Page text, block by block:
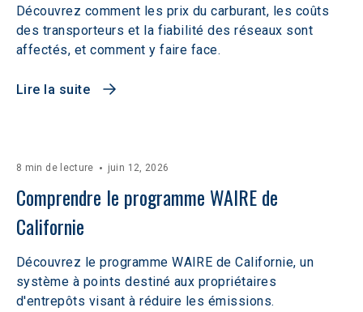
Découvrez comment les prix du carburant, les coûts
des transporteurs et la fiabilité des réseaux sont
affectés, et comment y faire face.
Lire la suite
8 min de lecture juin 12, 2026
Comprendre le programme WAIRE de
Californie
Découvrez le programme WAIRE de Californie, un
système à points destiné aux propriétaires
d'entrepôts visant à réduire les émissions.